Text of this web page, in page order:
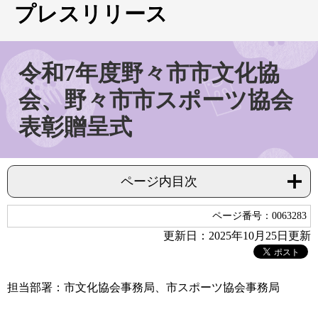
プレスリリース
令和7年度野々市市文化協
会、野々市市スポーツ協会
表彰贈呈式
ページ内目次
ページ番号：0063283
更新日：2025年10月25日更新
担当部署：市文化協会事務局、市スポーツ協会事務局